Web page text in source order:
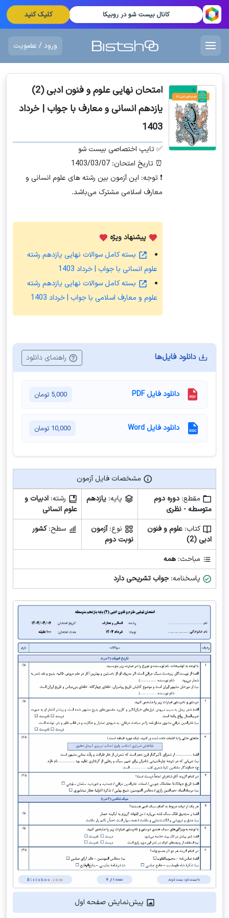
کانال بیست شو در روبیکا کلیک کنید
ورود / عضویت
امتحان نهایی علوم و فنون ادبی (2)
یازدهم انسانی و معارف با جواب | خرداد
1403
✅ تایپ اختصاصی بیست شو
⏰ تاریخ امتحان: 1403/03/07
❗ توجه: این آزمون بین رشته های علوم انسانی و
معارف اسلامی مشترک می‌باشد.
پیشنهاد ویژه
بسته کامل سوالات نهایی یازدهم رشته
علوم انسانی با جواب | خرداد 1403
بسته کامل سوالات نهایی یازدهم رشته
علوم و معارف اسلامی با جواب | خرداد 1403
دانلود فایل‌ها راهنمای دانلود
دانلود فایل PDF 5,000 تومان
دانلود فایل Word 10,000 تومان
مشخصات فایل آزمون
مشخصات فایل آزمون
مقطع: دوره دوم
متوسطه - نظری
پایه: یازدهم رشته: ادبیات و
علوم انسانی
کتاب: علوم و فنون
ادبی (2)
نوع:آزمون
نوبت دوم
سطح:کشور
مباحث: همه
پاسخنامه: جواب تشریحی دارد
پیش‌نمایش صفحه اول